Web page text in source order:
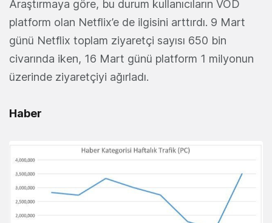
Araştırmaya göre, bu durum kullanıcıların VOD
platform olan Netflix’e de ilgisini arttırdı. 9 Mart
günü Netflix toplam ziyaretçi sayısı 650 bin
civarında iken, 16 Mart günü platform 1 milyonun
üzerinde ziyaretçiyi ağırladı.
Haber